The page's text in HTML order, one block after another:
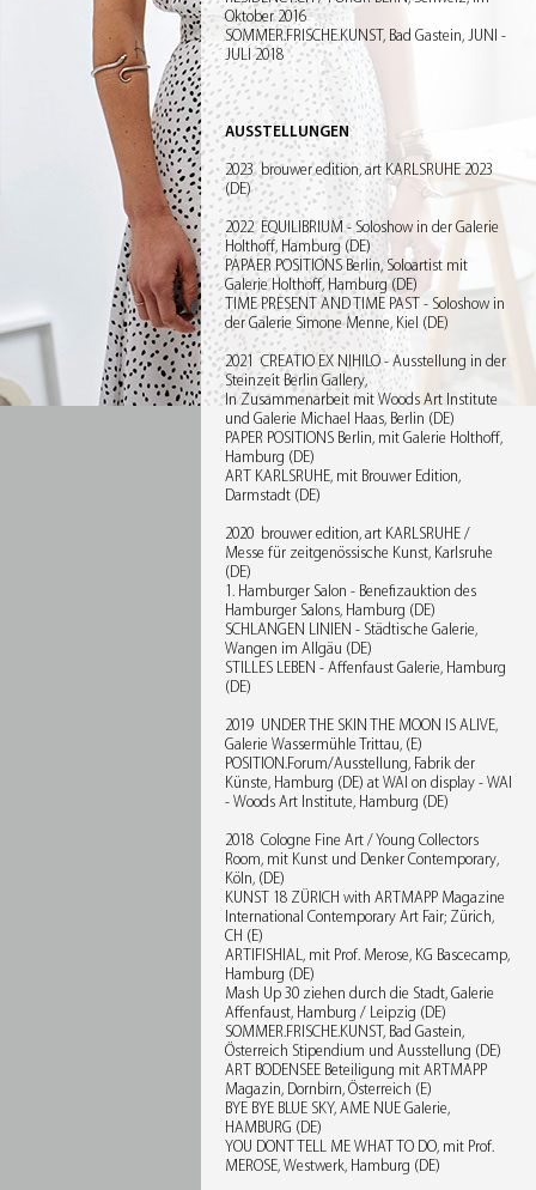
Oktober 2016
SOMMER.FRISCHE.KUNST, Bad Gastein, JUNI -
JULI 2018
AUSSTELLUNGEN
2023 brouwer edition, art KARLSRUHE 2023
(DE)
2022 EQUILIBRIUM - Soloshow in der Galerie
Holthoff, Hamburg (DE)
PAPAER POSITIONS Berlin, Soloartist mit
Galerie Holthoff, Hamburg (DE)
TIME PRESENT AND TIME PAST - Soloshow in
der Galerie Simone Menne, Kiel (DE)
2021 CREATIO EX NIHILO - Ausstellung in der
Steinzeit Berlin Gallery,
In Zusammenarbeit mit Woods Art Institute
und Galerie Michael Haas, Berlin (DE)
PAPER POSITIONS Berlin, mit Galerie Holthoff,
Hamburg (DE)
ART KARLSRUHE, mit Brouwer Edition,
Darmstadt (DE)
2020 brouwer edition, art KARLSRUHE /
Messe für zeitgenössische Kunst, Karlsruhe
(DE)
1. Hamburger Salon - Benefizauktion des
Hamburger Salons, Hamburg (DE)
SCHLANGEN LINIEN - Städtische Galerie,
Wangen im Allgäu (DE)
STILLES LEBEN - Affenfaust Galerie, Hamburg
(DE)
2019 UNDER THE SKIN THE MOON IS ALIVE,
Galerie Wassermühle Trittau, (E)
POSITION.Forum/Ausstellung, Fabrik der
Künste, Hamburg (DE) at WAI on display - WAI
- Woods Art Institute, Hamburg (DE)
2018 Cologne Fine Art / Young Collectors
Room, mit Kunst und Denker Contemporary,
Köln, (DE)
KUNST 18 ZÜRICH with ARTMAPP Magazine
International Contemporary Art Fair; Zürich,
CH (E)
ARTIFISHIAL, mit Prof. Merose, KG Bascecamp,
Hamburg (DE)
Mash Up 30 ziehen durch die Stadt, Galerie
Affenfaust, Hamburg / Leipzig (DE)
SOMMER.FRISCHE.KUNST, Bad Gastein,
Österreich Stipendium und Ausstellung (DE)
ART BODENSEE Beteiligung mit ARTMAPP
Magazin, Dornbirn, Österreich (E)
BYE BYE BLUE SKY, AME NUE Galerie,
HAMBURG (DE)
YOU DONT TELL ME WHAT TO DO, mit Prof.
MEROSE, Westwerk, Hamburg (DE)